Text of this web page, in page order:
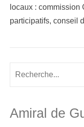
locaux : commission
participatifs, conseil
Amiral de